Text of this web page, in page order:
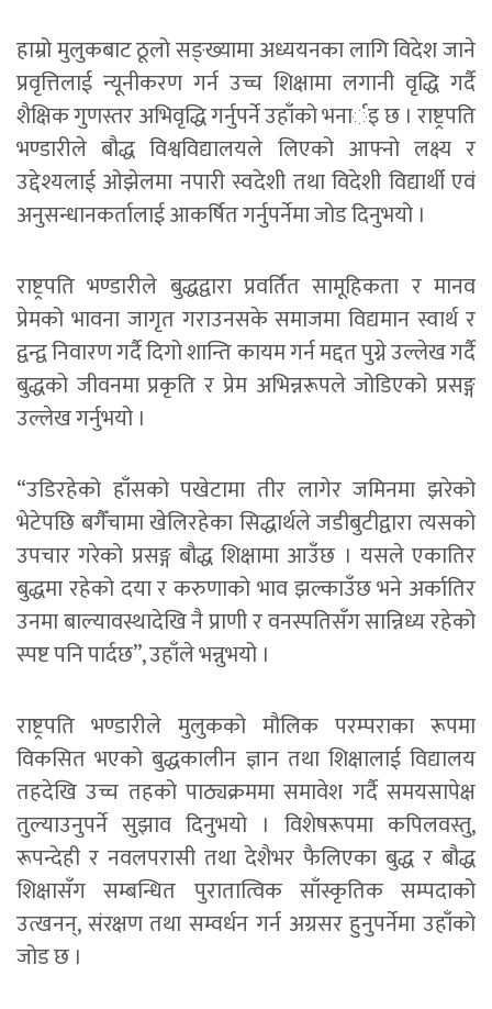
हाम्रो मुलुकबाट ठूलो सङ्ख्यामा अध्ययनका लागि विदेश जाने
प्रवृत्तिलाई न्यूनीकरण गर्न उच्च शिक्षामा लगानी वृद्धि गर्दै
शैक्षिक गुणस्तर अभिवृद्धि गर्नुपर्ने उहाँको भनार्इ छ । राष्ट्रपति
भण्डारीले बौद्ध विश्वविद्यालयले लिएको आफ्नो लक्ष्य र
उद्देश्यलाई ओझेलमा नपारी स्वदेशी तथा विदेशी विद्यार्थी एवं
अनुसन्धानकर्तालाई आकर्षित गर्नुपर्नेमा जोड दिनुभयो ।
राष्ट्रपति भण्डारीले बुद्धद्वारा प्रवर्तित सामूहिकता र मानव
प्रेमको भावना जागृत गराउनसके समाजमा विद्यमान स्वार्थ र
द्वन्द्व निवारण गर्दै दिगो शान्ति कायम गर्न मद्दत पुग्ने उल्लेख गर्दै
बुद्धको जीवनमा प्रकृति र प्रेम अभिन्नरूपले जोडिएको प्रसङ्ग
उल्लेख गर्नुभयो ।
“उडिरहेको हाँसको पखेटामा तीर लागेर जमिनमा झरेको
भेटेपछि बगैँचामा खेलिरहेका सिद्धार्थले जडीबुटीद्वारा त्यसको
उपचार गरेको प्रसङ्ग बौद्ध शिक्षामा आउँछ । यसले एकातिर
बुद्धमा रहेको दया र करुणाको भाव झल्काउँछ भने अर्कातिर
उनमा बाल्यावस्थादेखि नै प्राणी र वनस्पतिसँग सान्निध्य रहेको
स्पष्ट पनि पार्दछ”, उहाँले भन्नुभयो ।
राष्ट्रपति भण्डारीले मुलुकको मौलिक परम्पराका रूपमा
विकसित भएको बुद्धकालीन ज्ञान तथा शिक्षालाई विद्यालय
तहदेखि उच्च तहको पाठ्यक्रममा समावेश गर्दै समयसापेक्ष
तुल्याउनुपर्ने सुझाव दिनुभयो । विशेषरूपमा कपिलवस्तु,
रूपन्देही र नवलपरासी तथा देशैभर फैलिएका बुद्ध र बौद्ध
शिक्षासँग सम्बन्धित पुरातात्विक साँस्कृतिक सम्पदाको
उत्खनन्, संरक्षण तथा सम्वर्धन गर्न अग्रसर हुनुपर्नेमा उहाँको
जोड छ ।